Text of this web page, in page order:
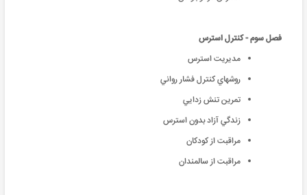
فصل سوم - کنترل استرس
مدیریت استرس
روشهاي كنترل فشار رواني
تمرين تنش زدايي
زندگي آزاد بدون استرس
مراقبت از کودکان
مراقبت از سالمندان